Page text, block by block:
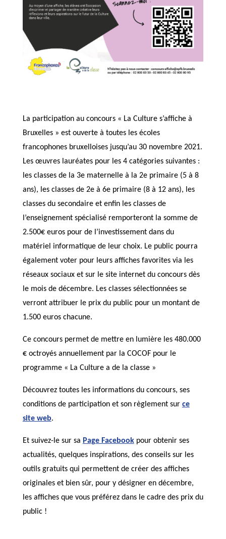
La participation au concours « La Culture s’affiche à
Bruxelles » est ouverte à toutes les écoles
francophones bruxelloises jusqu’au 30 novembre 2021.
Les œuvres lauréates pour les 4 catégories suivantes :
les classes de la 3e maternelle à la 2e primaire (5 à 8
ans), les classes de 2e à 6e primaire (8 à 12 ans), les
classes du secondaire et enfin les classes de
l’enseignement spécialisé remporteront la somme de
2.500€ euros pour de l’investissement dans du
matériel informatique de leur choix. Le public pourra
également voter pour leurs affiches favorites via les
réseaux sociaux et sur le site internet du concours dès
le mois de décembre. Les classes sélectionnées se
verront attribuer le prix du public pour un montant de
1.500 euros chacune.
Ce concours permet de mettre en lumière les 480.000
€ octroyés annuellement par la COCOF pour le
programme « La Culture a de la classe »
Découvrez toutes les informations du concours, ses
conditions de participation et son règlement sur ce
site web.
Et suivez-le sur sa Page Facebookpour obtenir ses
actualités, quelques inspirations, des conseils sur les
outils gratuits qui permettent de créer des affiches
originales et bien sûr, pour y désigner en décembre,
les affiches que vous préférez dans le cadre des prix du
public !